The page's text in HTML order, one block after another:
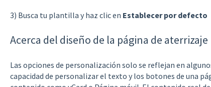
3) Busca tu plantilla y haz clic en Establecer por defecto
Acerca del diseño de la página de aterrizaje
Las opciones de personalización solo se reflejan en
capacidad de personalizar el texto y los botones de una